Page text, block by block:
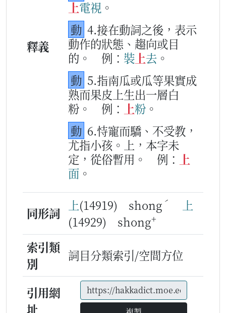
釋義
上電視 。
動 4.接在動詞之後，表示
動作的狀態、趨向或目
的。
例： 裝 上去 。
動 5.指南瓜或瓜等果實成
熟而果皮上生出一層白
粉。
例： 上粉 。
動 6.恃寵而驕、不受教，
尤指小孩。上，本字未
定，從俗暫用。
例： 上
面 。
同形詞 上(14919) shong ˊ
上
(14929) shong+
索引類
別
詞目分類索引/空間方位
引用網
址